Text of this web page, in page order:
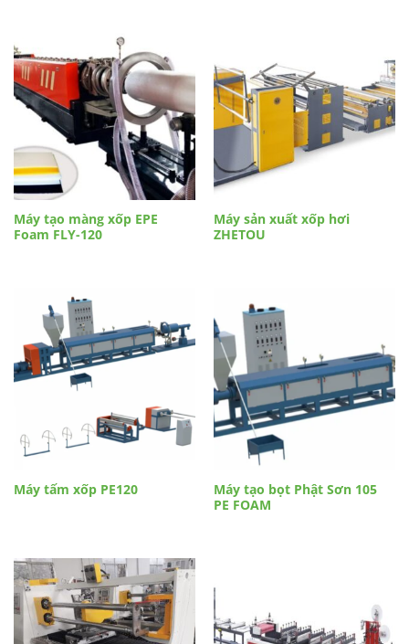
Máy tạo màng xốp EPE
Foam FLY-120
Máy sản xuất xốp hơi
ZHETOU
Máy tấm xốp PE120
Máy tạo bọt Phật Sơn 105
PE FOAM